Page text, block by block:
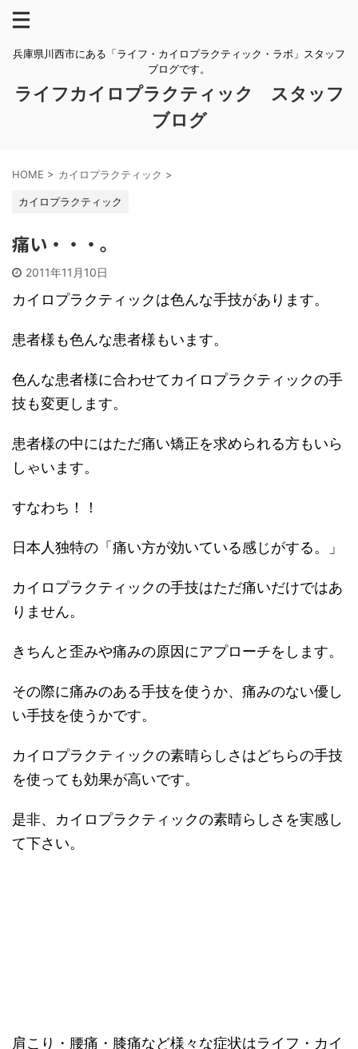
兵庫県川西市にある「ライフ・カイロプラクティック・ラボ」スタッフ
ブログです。
ライフカイロプラクティック スタッフ
ブログ
HOME > カイロプラクティック >
カイロプラクティック
痛い・・・。
2011年11月10日
カイロプラクティックは色んな手技があります。
患者様も色んな患者様もいます。
色んな患者様に合わせてカイロプラクティックの手
技も変更します。
患者様の中にはただ痛い矯正を求められる方もいら
しゃいます。
すなわち！！
日本人独特の「痛い方が効いている感じがする。」
カイロプラクティックの手技はただ痛いだけではあ
りません。
きちんと歪みや痛みの原因にアプローチをします。
その際に痛みのある手技を使うか、痛みのない優し
い手技を使うかです。
カイロプラクティックの素晴らしさはどちらの手技
を使っても効果が高いです。
是非、カイロプラクティックの素晴らしさを実感し
て下さい。
肩こり・腰痛・膝痛など様々な症状はライフ・カイ